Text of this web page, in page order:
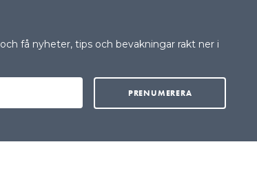
få nyheter, tips och bevakningar rakt ner i